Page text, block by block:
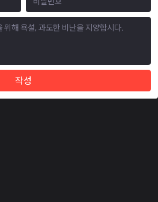
작성